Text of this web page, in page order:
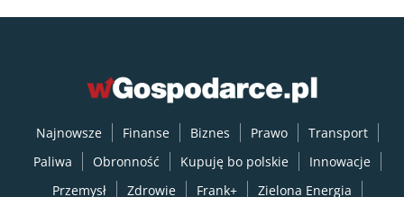
Najnowsze Finanse Biznes Prawo
Transport
Paliwa
Obronność Kupuję bo polskie
Innowacje
Przemysł
Zdrowie Frank+ Zielona Energia